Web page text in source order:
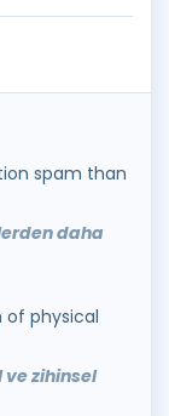
spam than
daha
of physical
zihinsel